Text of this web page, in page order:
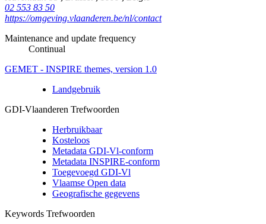
02 553 83 50
https://omgeving.vlaanderen.be/nl/contact
Maintenance and update frequency
Continual
GEMET - INSPIRE themes, version 1.0
Landgebruik
GDI-Vlaanderen Trefwoorden
Herbruikbaar
Kosteloos
Metadata GDI-Vl-conform
Metadata INSPIRE-conform
Toegevoegd GDI-Vl
Vlaamse Open data
Geografische gegevens
Keywords Trefwoorden